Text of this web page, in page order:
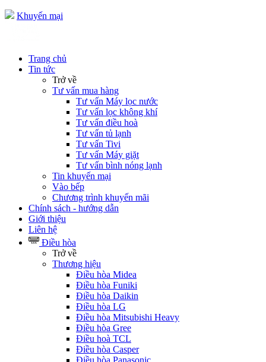
Khuyến mại
Trang chủ
Tin tức
Trở về
Tư vấn mua hàng
Tư vấn Máy lọc nước
Tư vấn lọc không khí
Tư vấn điều hoà
Tư vấn tủ lạnh
Tư vấn Tivi
Tư vấn Máy giặt
Tư vấn bình nóng lạnh
Tin khuyến mại
Vào bếp
Chương trình khuyến mãi
Chính sách - hướng dẫn
Giới thiệu
Liên hệ
Điều hòa
Trở về
Thương hiệu
Điều hòa Midea
Điều hòa Funiki
Điều hòa Daikin
Điều hòa LG
Điều hòa Mitsubishi Heavy
Điều hòa Gree
Điều hoà TCL
Điều hòa Casper
Điều hòa Panasonic